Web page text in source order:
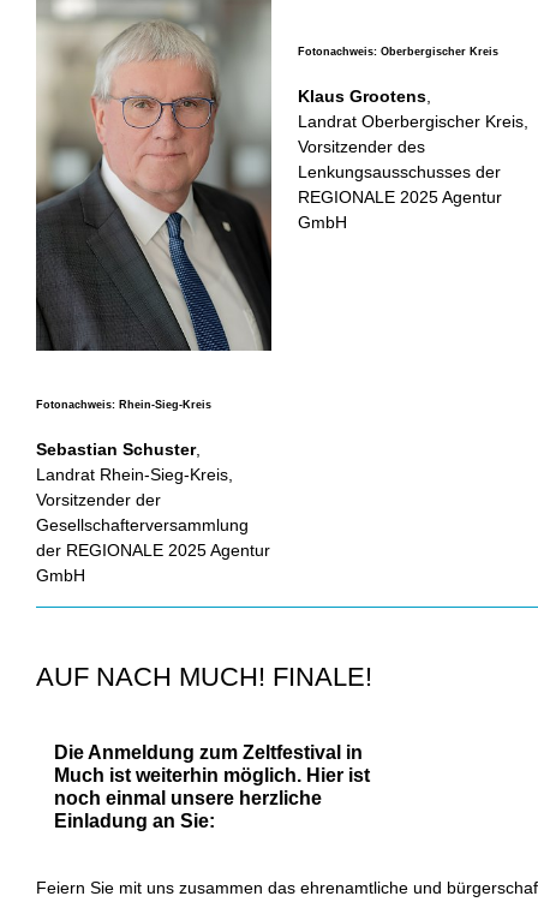
Fotonachweis: Rhein-Sieg-Kreis
Sebastian Schuster,
Landrat Rhein-Sieg-Kreis,
Vorsitzender der
Gesellschafterversammlung
der REGIONALE 2025 Agentur
GmbH
Fotonachweis: Oberbergischer Kreis
Klaus Grootens
Landrat Oberbergischer Kreis,
Vorsitzender des
Lenkungsausschusses der
REGIONALE 2025 Agentur
GmbH
AUF NACH MUCH! FINALE!
Die Anmeldung zum Zeltfestival in
Much ist weiterhin möglich. Hier ist
noch einmal unsere herzliche
Einladung an Sie:
Feiern Sie mit uns zusammen das ehrenamtliche und